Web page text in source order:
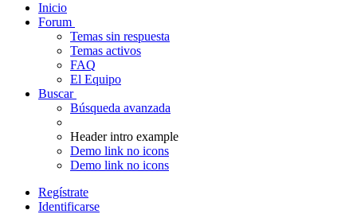
Inicio
Forum
Temas sin respuesta
Temas activos
FAQ
El Equipo
Buscar
Búsqueda avanzada
Header intro example
Demo link no icons
Demo link no icons
Regístrate
Identificarse